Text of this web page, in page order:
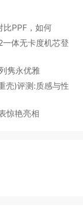
比PPF，如何
体无卡度机芯登
隽永优雅
壳)评测:质感与性
惊艳亮相